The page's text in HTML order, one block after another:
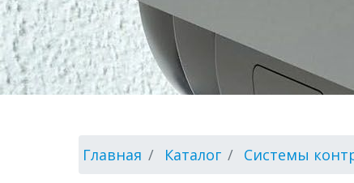
Главная Каталог Системы